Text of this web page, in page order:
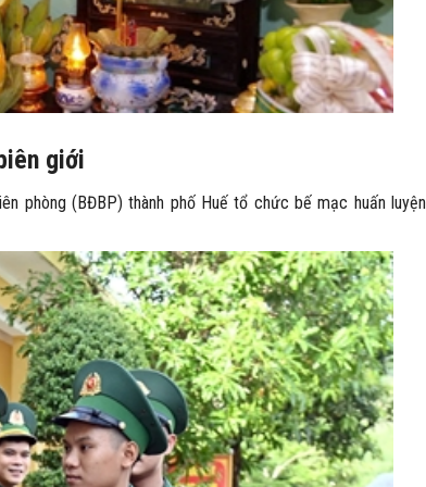
giới
phòng (BĐBP) thành phố Huế tổ chức bế mạc huấn luyện